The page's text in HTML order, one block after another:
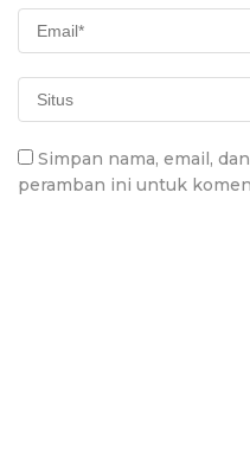
Simpan nama, email,
peramban ini untuk